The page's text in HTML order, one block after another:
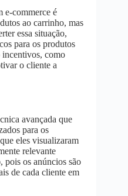
e-commerce é
ao carrinho, mas
essa situação,
para os produtos
incentivos, como
o cliente a
avançada que
para os
eles visualizaram
relevante
pois os anúncios são
de cada cliente em